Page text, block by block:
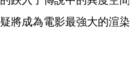
將成為電影最強大的渲染